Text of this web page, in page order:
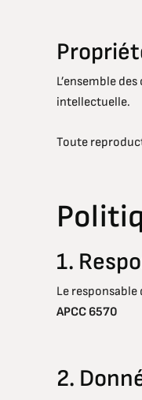
L’ensemble
intellectuelle.
Toute
1.
Le
APCC 6570
2.